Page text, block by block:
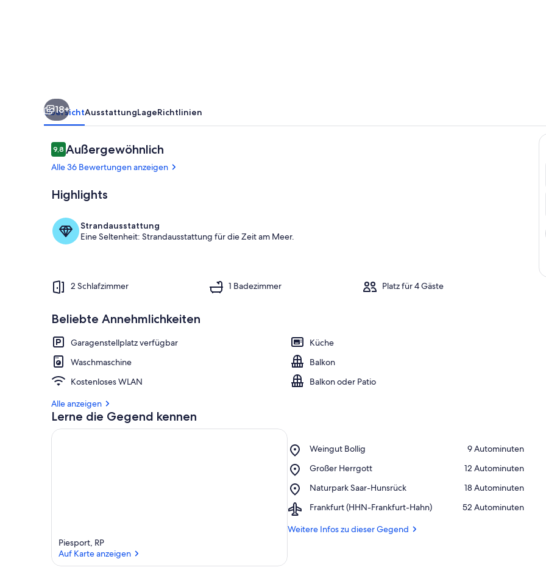
18+
ÜbersichtAusstattungLageRichtlinien
Bewertungen
9,89,8 von 10.
Außergewöhnlich
Alle 36 Bewertungen anzeigen
Highlights
Strandausstattung
Eine Seltenheit: Strandausstattung für die Zeit am Meer.
2 Schlafzimmer 1 Badezimmer Platz für 4 Gäste
Beliebte Annehmlichkeiten
Garagenstellplatz verfügbar
Küche
Waschmaschine
Balkon
Kostenloses WLAN
Balkon oder Patio
Alle anzeigen
Lerne die Gegend kennen
Piesport, RP
Auf Karte anzeigen
Weingut Bollig
Place,
Bollig
‪9 Autominuten‬
Großer Herrgott
Place,
Herrgott
‪12 Autominuten‬
Naturpark Saar-Hunsrück
Place,
Saar-
‪18 Autominuten‬
Frankfurt (HHN-Frankfurt-Hahn)
Airport,
(HHN-
‪52 Autominuten‬
Weitere Infos zu dieser Gegend